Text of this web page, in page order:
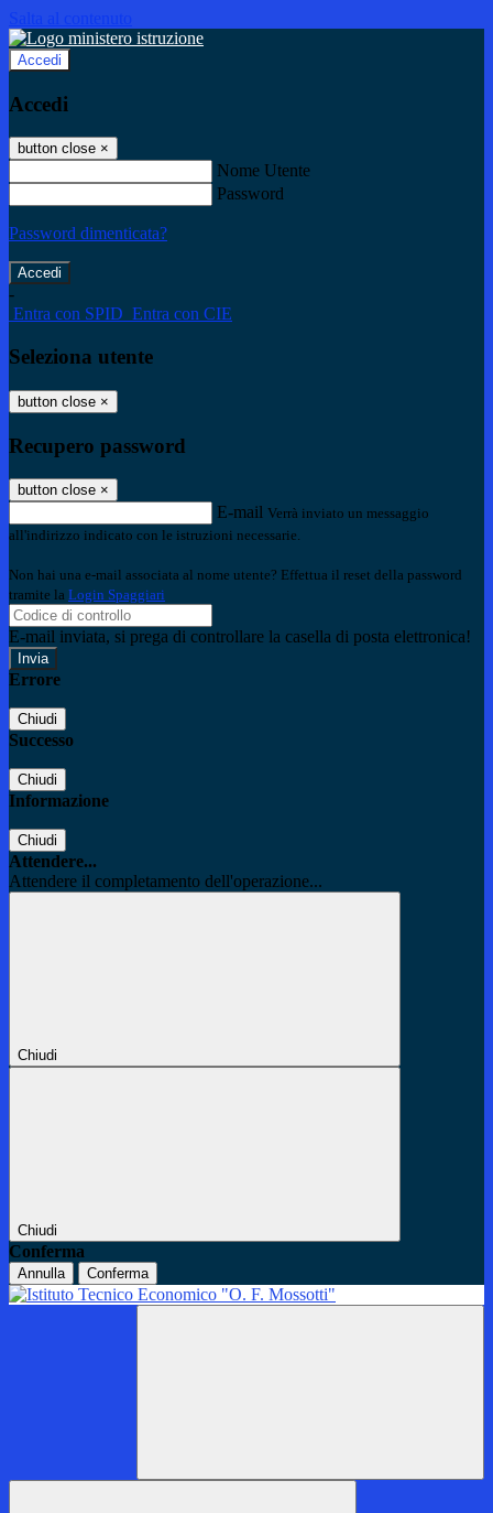
Salta al contenuto
Accedi
Accedi
button close ×
Nome Utente
Password
Password dimenticata?
-
Entra con SPID Entra con CIE
Seleziona utente
button close ×
Recupero password
button close ×
E-mail Verrà inviato un messaggio
all'indirizzo indicato con le istruzioni necessarie.
Non hai una e-mail associata al nome utente? Effettua il reset della password
tramite la Login Spaggiari
E-mail inviata, si prega di controllare la casella di posta elettronica!
Errore
Chiudi
Successo
Chiudi
Informazione
Chiudi
Attendere...
Attendere il completamento dell'operazione...
Chiudi
Chiudi
Conferma
Annulla Conferma